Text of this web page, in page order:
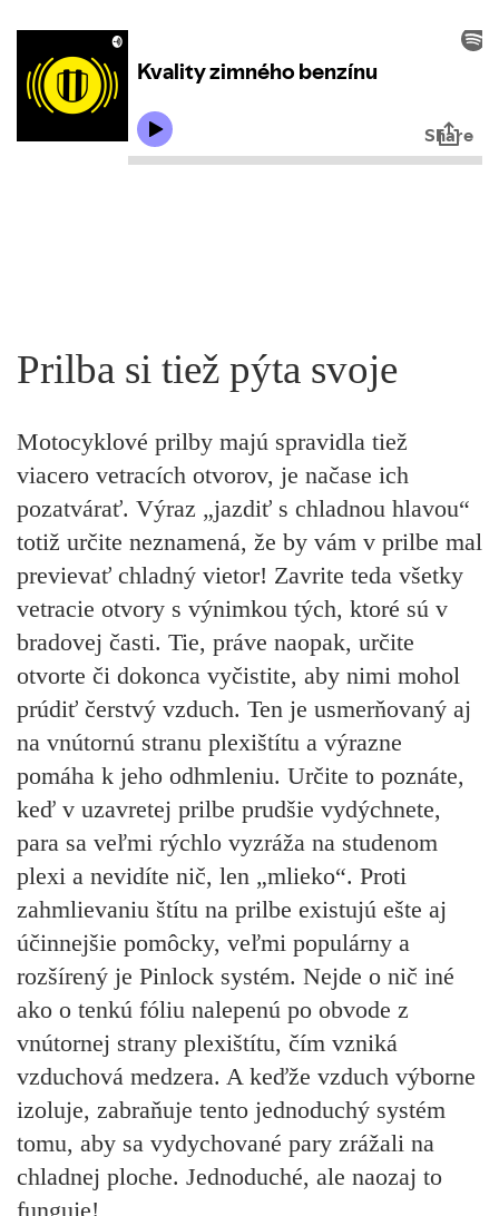
Prilba si tiež pýta svoje
Motocyklové prilby majú spravidla tiež
viacero vetracích otvorov, je načase ich
pozatvárať. Výraz „jazdiť s chladnou hlavou“
totiž určite neznamená, že by vám v prilbe mal
previevať chladný vietor! Zavrite teda všetky
vetracie otvory s výnimkou tých, ktoré sú v
bradovej časti. Tie, práve naopak, určite
otvorte či dokonca vyčistite, aby nimi mohol
prúdiť čerstvý vzduch. Ten je usmerňovaný aj
na vnútornú stranu plexištítu a výrazne
pomáha k jeho odhmleniu. Určite to poznáte,
keď v uzavretej prilbe prudšie vydýchnete,
para sa veľmi rýchlo vyzráža na studenom
plexi a nevidíte nič, len „mlieko“. Proti
zahmlievaniu štítu na prilbe existujú ešte aj
účinnejšie pomôcky, veľmi populárny a
rozšírený je Pinlock systém. Nejde o nič iné
ako o tenkú fóliu nalepenú po obvode z
vnútornej strany plexištítu, čím vzniká
vzduchová medzera. A keďže vzduch výborne
izoluje, zabraňuje tento jednoduchý systém
tomu, aby sa vydychované pary zrážali na
chladnej ploche. Jednoduché, ale naozaj to
funguje!